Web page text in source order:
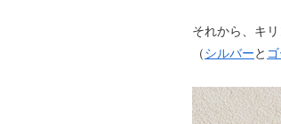
それから、キ
（シルバーと